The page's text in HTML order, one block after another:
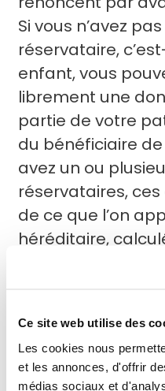
Ce site web utilise des
Les cookies nous
et les annonces, d'offrir
médias sociaux et
Si vous n’avez
réservataire,
enfant, vous
librement une
partie de votre
du bénéficiaire de
avez un ou
réservataires,
de ce que l’on
héréditaire,
d’héritiers. Vous